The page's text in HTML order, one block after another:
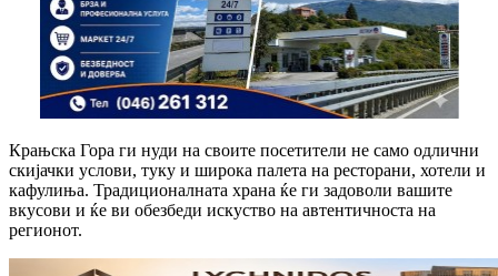
Крањска Гора ги нуди на своите посетители не само одлични
скијачки услови, туку и широка палета на ресторани, хотели и
кафулиња. Традиционалната храна ќе ги задоволи вашите
вкусови и ќе ви обезбеди искуство на автентичноста на
регионот.